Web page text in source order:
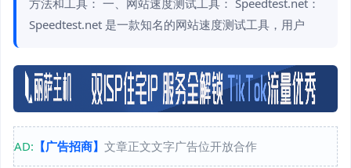
方法和工具： 一、网站速度测试工具： Speedtest.net：
Speedtest.net 是一款知名的网站速度测试工具，用户
AD: 【广告招商】 文章正文文字广告位开放合作